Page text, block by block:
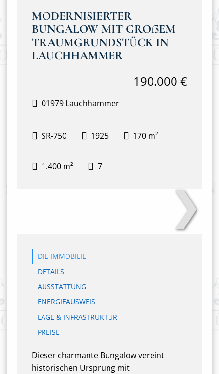
MODERNISIERTER
BUNGALOW MIT GROßEM
TRAUMGRUNDSTÜCK IN
LAUCHHAMMER
01979 Lauchhammer
190.000 €
SR-750 1925 170 m²
1.400 m² 7
❯
DIE IMMOBILIE
DETAILS
AUSSTATTUNG
ENERGIEAUSWEIS
LAGE & INFRASTRUKTUR
PREISE
Dieser charmante Bungalow vereint
historischen Ursprung mit